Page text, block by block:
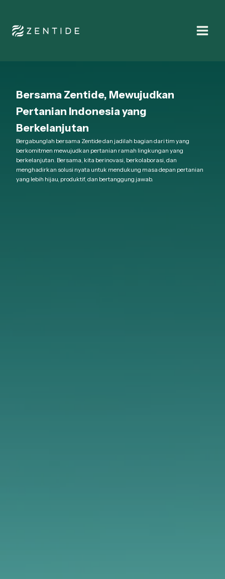
Bersama Zentide, Mewujudkan
Pertanian Indonesia yang
Berkelanjutan
Bergabunglah bersama Zentide dan jadilah bagian dari tim yang
berkomitmen mewujudkan pertanian ramah lingkungan yang
berkelanjutan. Bersama, kita berinovasi, berkolaborasi, dan
menghadirkan solusi nyata untuk mendukung masa depan pertanian
yang lebih hijau, produktif, dan bertanggung jawab.